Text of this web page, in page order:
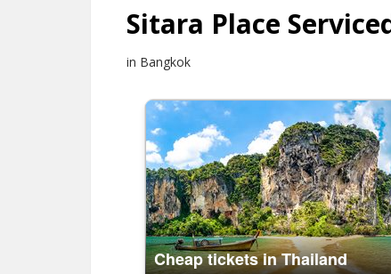
Sitara Place
in Bangkok